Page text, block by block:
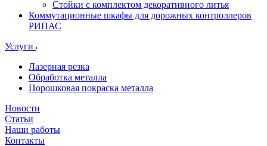
Стойки с комплектом декоративного литья
Коммутационные шкафы для дорожных контроллеров
РИПАС
Услуги
Лазерная резка
Обработка металла
Порошковая покраска металла
Новости
Статьи
Наши работы
Контакты